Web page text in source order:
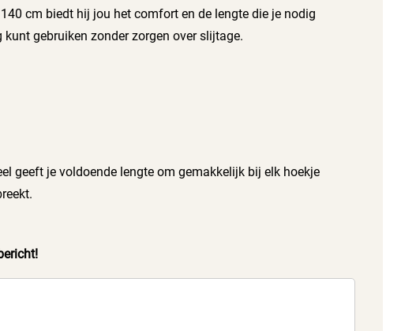
cm biedt hij jou het comfort en de lengte die je nodig
gebruiken zonder zorgen over slijtage.
geeft je voldoende lengte om gemakkelijk bij elk hoekje